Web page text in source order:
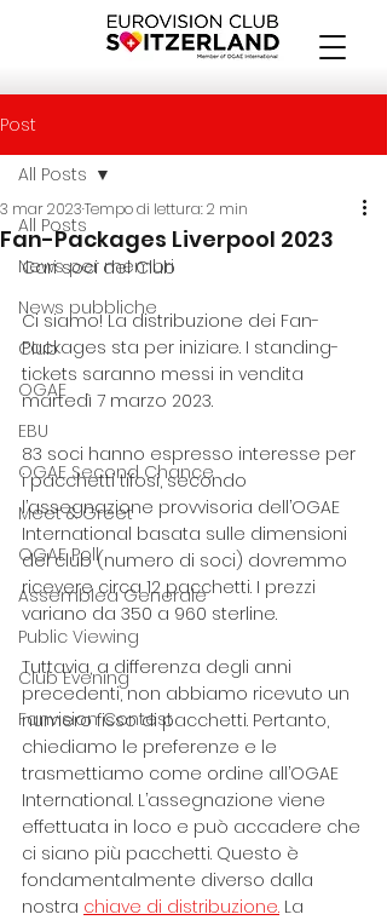
Post
All Posts
News per membri
News pubbliche
Club
OGAE
EBU
OGAE Second Chance
Meet & Greet
OGAE Poll
Assemblea Generale
Public Viewing
Club Evening
Fanvision Contest
All Posts
Fan-Packages Liverpool 2023
3 mar 2023Tempo di lettura: 2 min
Cari soci del Club
Ci siamo! La distribuzione dei Fan-
Packages sta per iniziare. I standing-
tickets saranno messi in vendita
martedì 7 marzo 2023.
83 soci hanno espresso interesse per
i pacchetti tifosi, secondo
l’assegnazione provvisoria dell’OGAE
International basata sulle dimensioni
del club (numero di soci) dovremmo
ricevere circa 12 pacchetti. I prezzi
variano da 350 a 960 sterline.
Tuttavia, a differenza degli anni
precedenti, non abbiamo ricevuto un
numero fisso di pacchetti. Pertanto,
chiediamo le preferenze e le
trasmettiamo come ordine all’OGAE
International. L’assegnazione viene
effettuata in loco e può accadere che
ci siano più pacchetti. Questo è
fondamentalmente diverso dalla
nostra chiave di distribuzione. La